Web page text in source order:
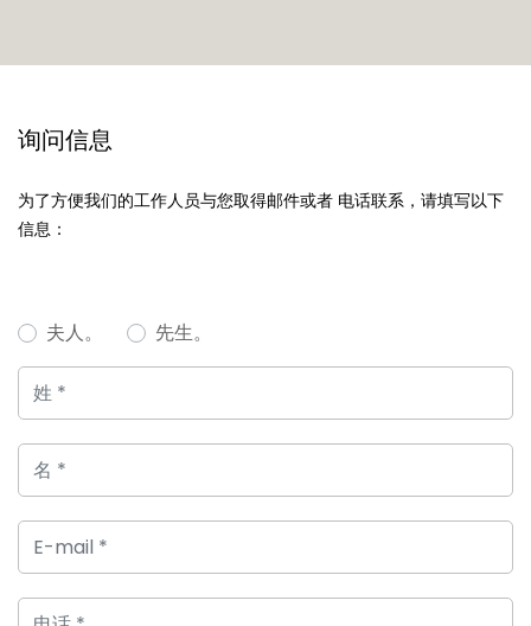
询问信息
为了方便我们的工作人员与您取得邮件或者 电话联系，请填写以下
信息：
夫人。 先生。